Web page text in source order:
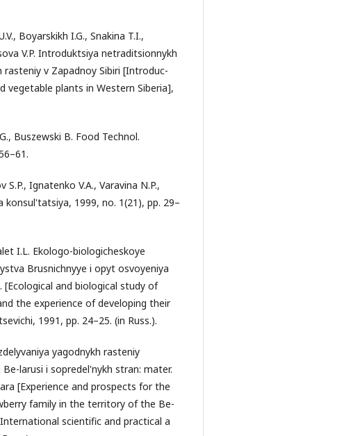
Boyarskikh I.G., Snakina T.I.,
V.P. Introduktsiya netraditsionnykh
v Zapadnoy Sibiri [Introduc-
plants in Western Siberia],
Buszewski B. Food Technol.
S.P., Ignatenko V.A., Varavina N.P.,
konsul'tatsiya, 1999, no. 1(21), pp. 29–
I.L. Ekologo-biologicheskoye
Brusnichnyye i opyt osvoyeniya
[Ecological and biological study of
the experience of developing their
1991, pp. 24–25. (in Russ.).
yagodnykh rasteniy
larusi i sopredel'nykh stran: mater.
[Experience and prospects for the
family in the territory of the Be-
scientific and practical a